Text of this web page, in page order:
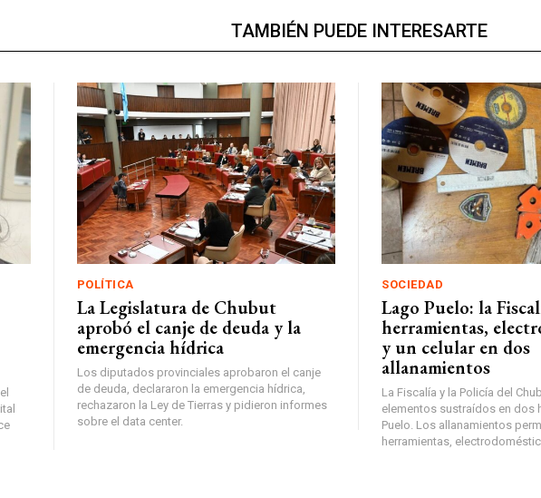
TAMBIÉN PUEDE INTERESARTE
POLÍTICA
La Legislatura de Chubut
aprobó el canje de deuda y la
emergencia hídrica
Los diputados provinciales aprobaron el canje
de deuda, declararon la emergencia hídrica,
rechazaron la Ley de Tierras y pidieron informes
sobre el data center.
SOCIEDAD
Lago Puelo: la
herramientas,
y un celular en dos
allanamientos
La Fiscalía y la Policía del
elementos sustraídos en dos
Puelo. Los allanamientos
herramientas,